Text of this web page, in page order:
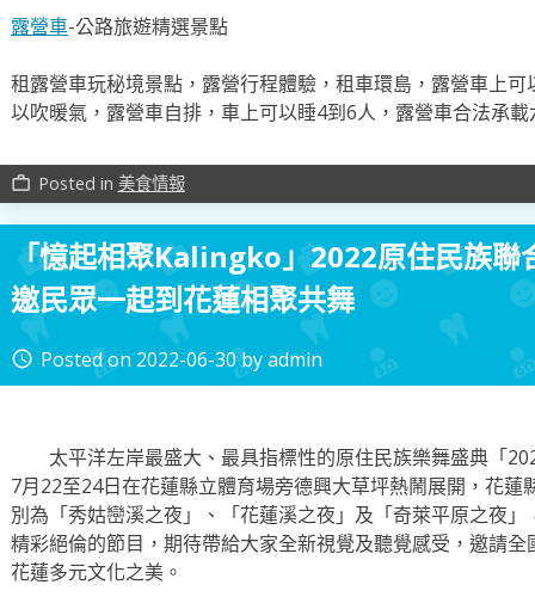
露營車-公路旅遊精選景點
租露營車玩秘境景點，露營行程體驗，租車環島，露營車上
以吹暖氣，露營車自排，車上可以睡4到6人，露營車合法承載
work_outline Posted in 美食情報
「憶起相聚Kalingko」2022原住民族
邀民眾一起到花蓮相聚共舞
access_time Posted on 2022-06-30byadmin
太平洋左岸最盛大、最具指標性的原住民族樂舞盛典「
7月22至24日在花蓮縣立體育場旁德興大草坪熱鬧展開，花蓮
別為「秀姑巒溪之夜」、「花蓮溪之夜」及「奇萊平原之夜
精彩絕倫的節目，期待帶給大家全新視覺及聽覺感受，邀請
花蓮多元文化之美。